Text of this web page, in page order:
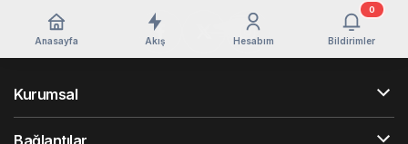
Anasayfa Akış Hesabım Bildirimler
0
Kurumsal